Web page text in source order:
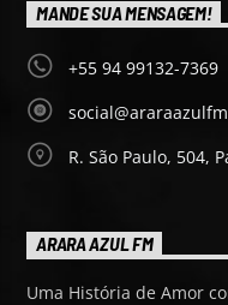
MANDE SUA MENSAGEM!
+55 94 99132-7369
R. São Paulo, 504,
ARARA AZUL FM
Uma História de Amor